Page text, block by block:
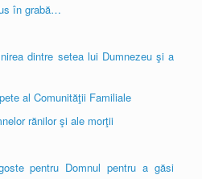
în grabă…
dintre setea lui Dumnezeu şi a
al Comunităţii Familiale
rănilor şi ale morţii
pentru Domnul pentru a găsi